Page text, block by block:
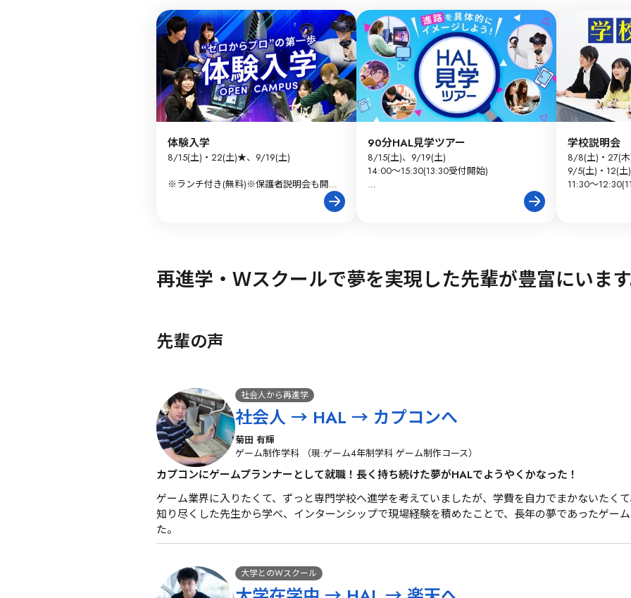
体験入学
8/15(土)・22(土)★、9/19(土)
※ランチ付き(無料)※保護者説明会も開催
★8/22(土)は遠方にお住まいの方(富山・石
川・福井・長野・静岡)向けに、「オープン
90分HAL見学ツアー
8/15(土)、9/19(土)
14:00～15:30(13:30受付開始)
※終了後、個別相談・在校生との交流も可
学校説明会
8/8(土)・27(
9/5(土)・12(土
11:30～
再進学・Ｗスクールで夢を実現した先輩が豊富にいます
先輩の声
社会人から再進学
社会人 → HAL → カプコンへ
菊田 有輝
ゲーム制作学科 （現:ゲーム4年制学科 ゲーム制作コース）
カプコンにゲームプランナーとして就職！長く持ち続けた夢がHALでようやくかなった！
ゲーム業界に入りたくて、ずっと専門学校へ進学を考えていましたが、学費を自力でまかないたく
知り尽くした先生から学べ、インターンシップで現場経験を積めたことで、長年の夢であったゲー
た。
大学とのWスクール